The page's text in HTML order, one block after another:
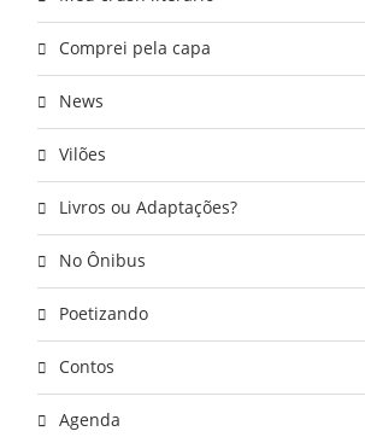
Comprei pela capa
News
Vilões
Livros ou Adaptações?
No Ônibus
Poetizando
Contos
Agenda